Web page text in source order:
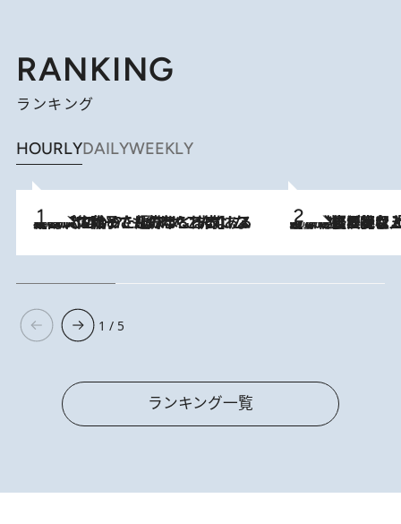
RANKING
ランキング
HOURLYDAILYWEEKLY
2026.8.5
【阿川佐和子さんの年とる力】なぜ70代で始めた趣味は“こんなに楽しい”のか？ ピアノ、俳句…スランプに陥っても続けられる“ある秘訣”とは 2026.8.5
【なぜ吉沢亮は「気配を消せる」のか？】興行収入208億の『国宝』を経て挑むミュージカル『ディア・エヴァン・ハンセン』。トップ俳優が舞台上でさらけ出した“孤独”とは
1 / 5
ランキング一覧